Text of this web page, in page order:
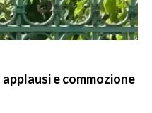
e commozione